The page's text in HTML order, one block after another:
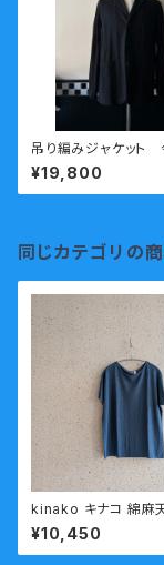
吊り編みジャケット
ス小機屋 黒
¥19,800
同じカテゴリの
kinako キナコ 綿麻
Tシャツ LCT-HT37 ブル
ー
¥10,450